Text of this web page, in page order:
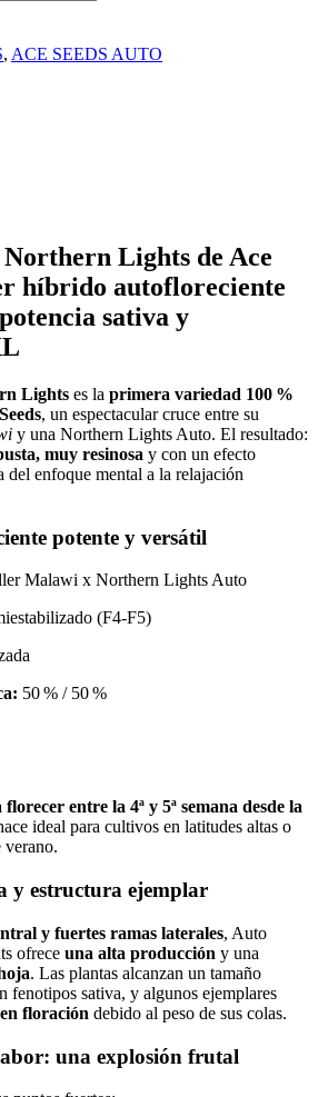
, ACE SEEDS AUTO
Lights de Ace
híbrido autofloreciente
sativa y
Lights es la primera variedad 100 %
, un espectacular cruce entre su
y una Northern Lights Auto. El resultado:
muy resinosa y con un efecto
enfoque mental a la relajación
potente y versátil
Malawi x Northern Lights Auto
(F4-F5)
50 % / 50 %
florecer entre la 4ª y 5ª semana desde la
ideal para cultivos en latitudes altas o
verano.
y estructura ejemplar
y fuertes ramas laterales, Auto
ofrece una alta producción y una
. Las plantas alcanzan un tamaño
fenotipos sativa, y algunos ejemplares
floración debido al peso de sus colas.
una explosión frutal